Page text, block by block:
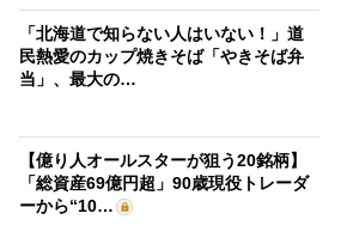
「北海道で知らない人はいない！」道
民熱愛のカップ焼きそば「やきそば弁
当」、最大の…
【億り人オールスターが狙う20銘柄】
「総資産69億円超」90歳現役トレーダ
ーから“10…